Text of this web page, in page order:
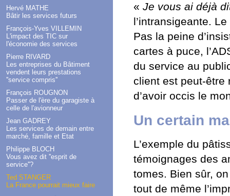
Hervé MATHE
Bâtir les services futurs
François-Yves VILLEMIN
L'impact des TIC sur
l'économie des services
Pierre RIVARD
Les entreprises du Bâtiment
vendent leurs prestations
''service compris''
François ROUGNON
Passer de l'ère du garagiste à
celle de l'avionneur
Jean GADREY
Les services de demain entre
marché, famille et Etat
Philippe BLOCH
Vous avez dit ''esprit de
service''?
Ted STANGER
La France pourrait mieux faire
« Je vous ai déjà
l’intransigeante.
Pas la peine
cartes à puce,
du service au
client est peut-être
d’avoir occis le
Un certain
L’exemple du
témoignages des
tomes. Bien sûr,
tout de même